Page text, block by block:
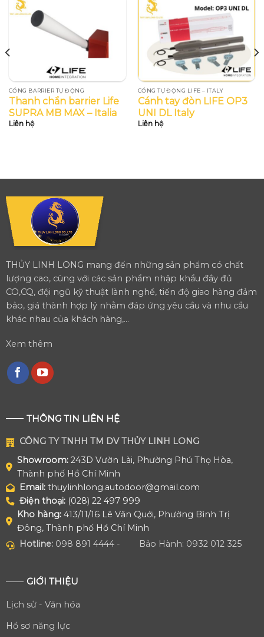
CỔNG BARRIER TỰ ĐỘNG
Thanh chắn barrier Life
SUPRA MB MAX – Italia
Liên hệ
CỔNG TỰ ĐỘNG LIFE – ITALY
Cánh tay đòn LIFE OP3
UNI DL Italy
Liên hệ
THỦY LINH LONG mang đến những sản phẩm có chất
lượng cao, cùng với các sản phẩm nhập khẩu đầy đủ
CO,CQ, đội ngũ kỹ thuật lành nghề, tiến độ giao hàng đảm
bảo, giá thành hợp lý nhằm đáp ứng yêu cầu và nhu cầu
khác nhau của khách hàng,...
Xem thêm
THÔNG TIN LIÊN HỆ
CÔNG TY TNHH TM DV THỦY LINH LONG
Showroom: 243D Vườn Lài, Phường Phú Thọ Hòa,
Thành phố Hồ Chí Minh
Email: thuylinhlong.autodoor@gmail.com
Điện thoại:(028) 22 497 999
Kho hàng:413/11/16 Lê Văn Quới, Phường Bình Trị
Đông, Thành phố Hồ Chí Minh
Hotline: 098 891 4444 - Bảo Hành: 0932 012 325
GIỚI THIỆU
Lịch sử - Văn hóa
Hồ sơ năng lực